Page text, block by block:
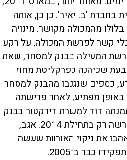
בחברת 'ב. יאיר'. כן כן, אותה
מהמכולה מקושר. מינויה
קשר לפרשת המכולה, על רקע
המעילה בבנק למסחר, שאת
שכיהנה כפרקליטת מחוז
כספים שנגנבו מהבנק למסחר
באופן מפתיע, לאחר פרישתה
דוד למשרת דירקטור בבנק
למסחר, תפקיד שממנו פרשה רק בתחילת 2014. אגב,
את ניקוי האורוות שעשה
כבר ב־2005.